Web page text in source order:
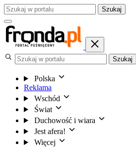
Szukaj
Szukaj
Polska
Reklama
Wschód
Świat
Duchowość i wiara
Jest afera!
Więcej